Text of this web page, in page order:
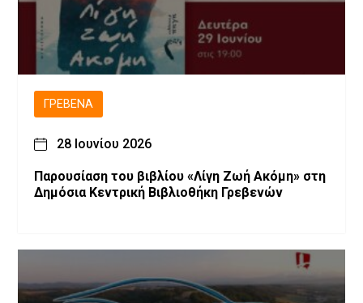
ΓΡΕΒΕΝΆ
28 Ιουνίου 2026
Παρουσίαση του βιβλίου «Λίγη Ζωή Ακόμη» στη
Δημόσια Κεντρική Βιβλιοθήκη Γρεβενών